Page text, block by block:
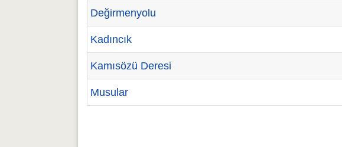
Değirmenyolu
Kadıncık
Kamısözü Deresi
Musular